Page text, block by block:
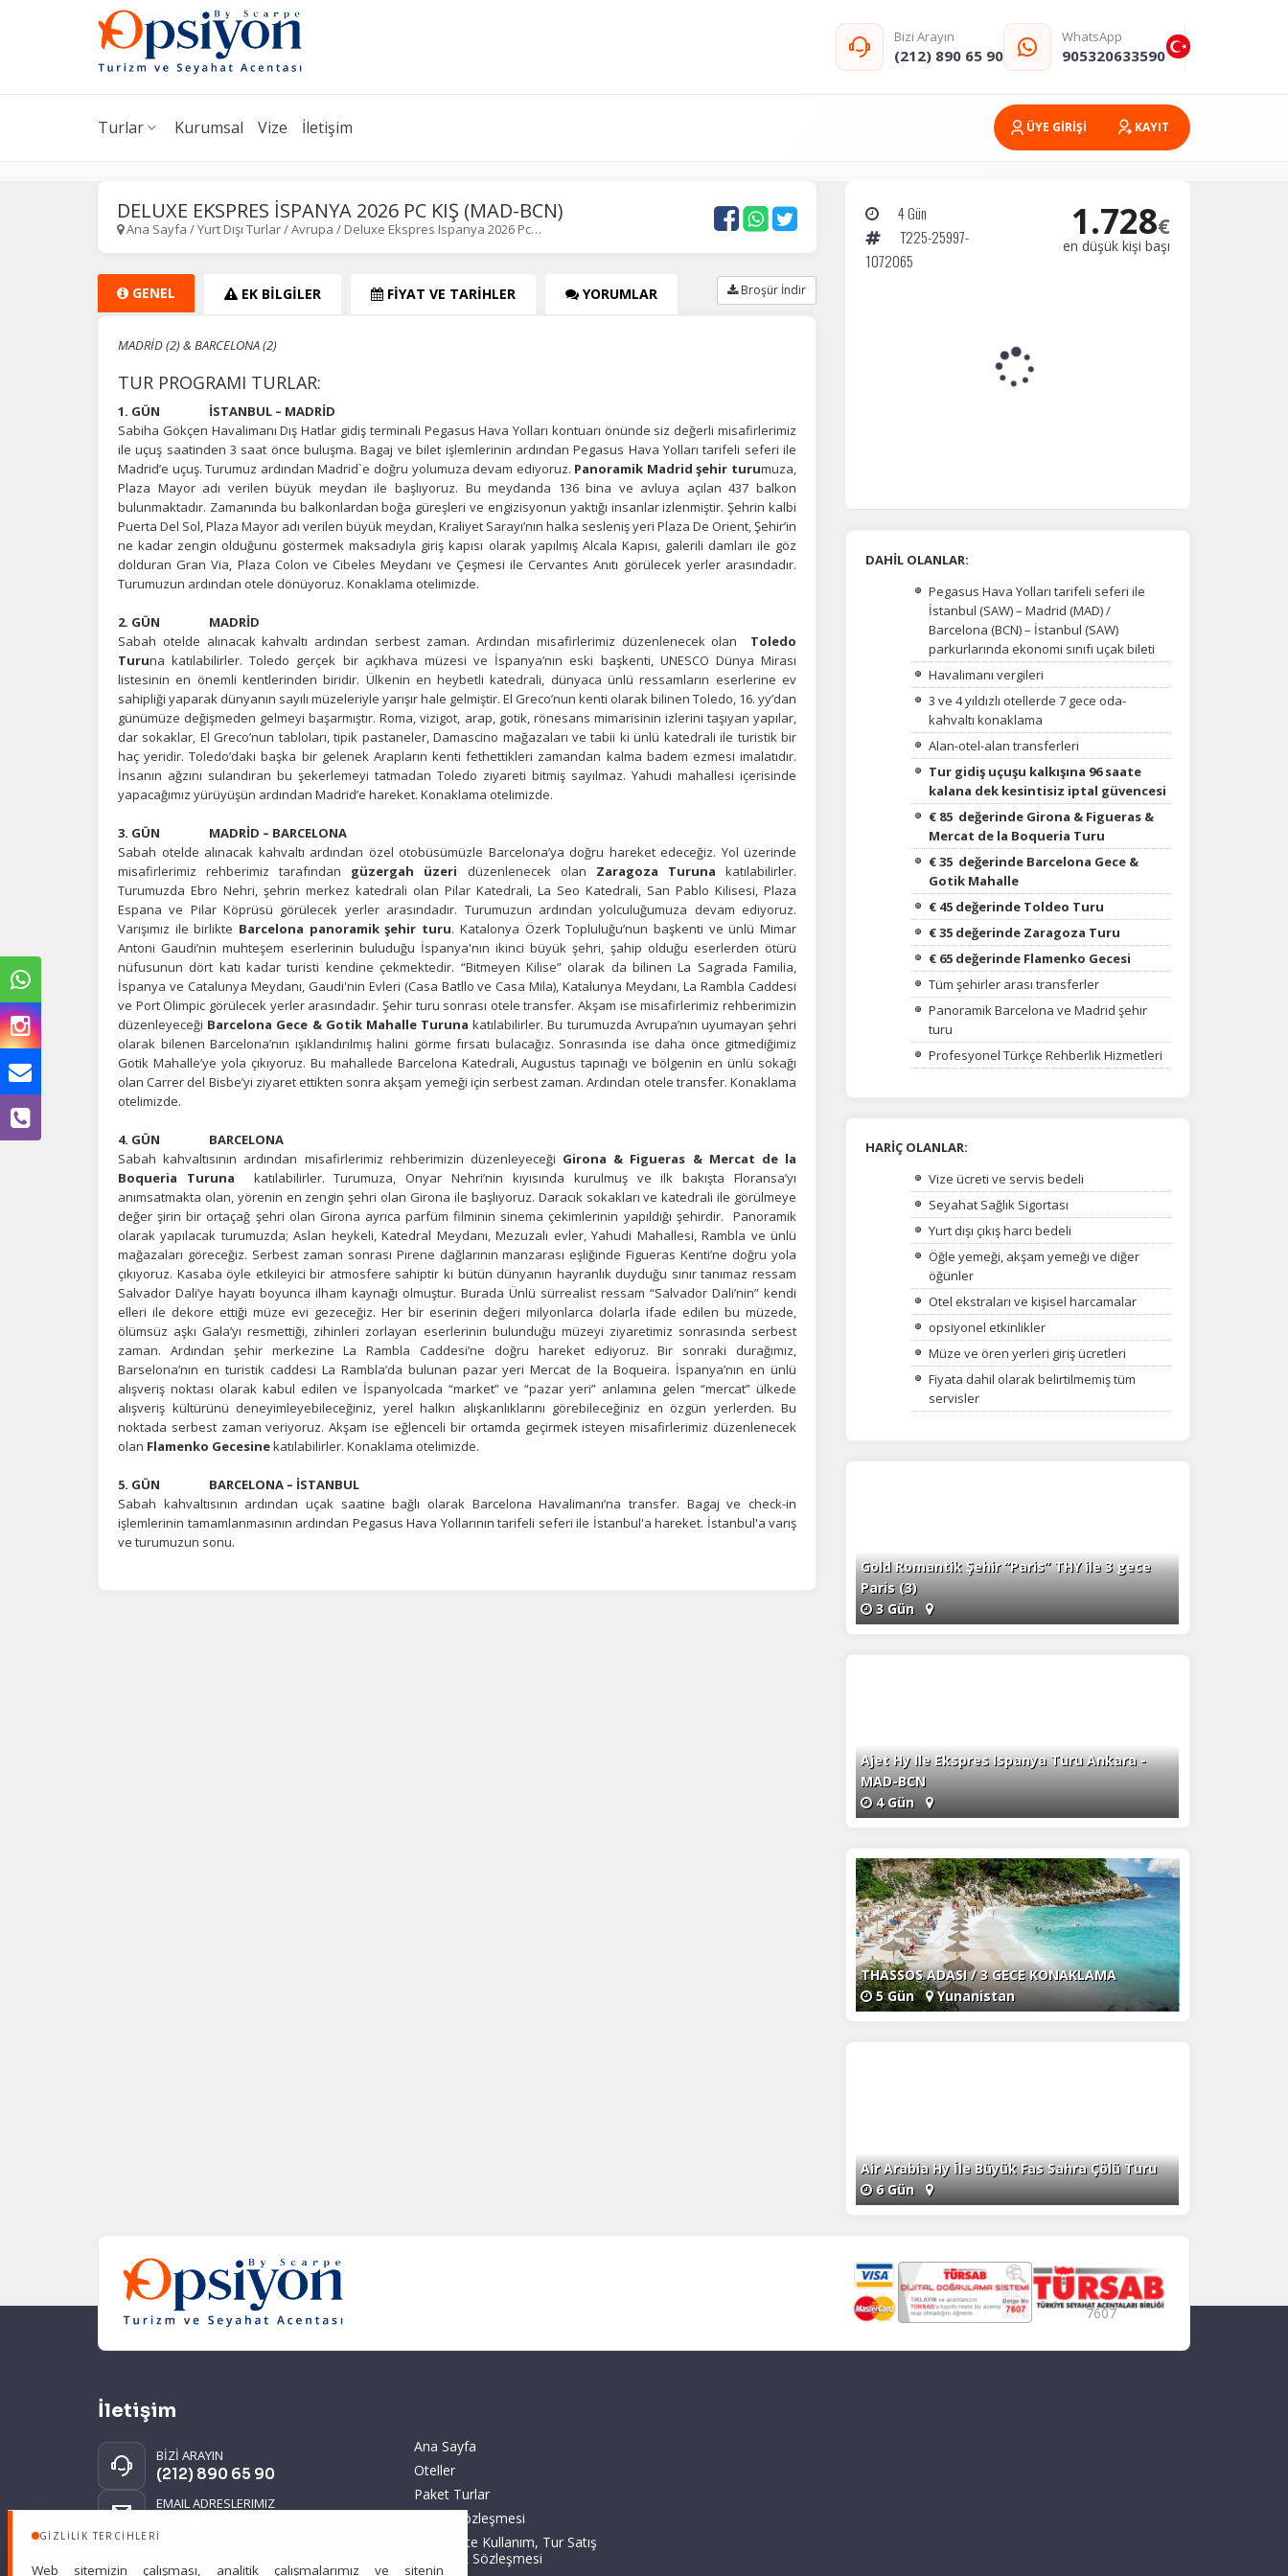
Bizi Arayın
(212) 890 65 90
WhatsApp
905320633590
Turlar Kurumsal Vize İletişim ÜYE GİRİŞİ KAYIT
GIZLILIK TERCIHLERI
Web sitemizin çalışması, analitik çalışmalarımız ve sitenin
ÇEREZ KULLANIM AYARLARINIZ
Çerez tercihlerinizibelirleyin.
izin vermemeyi seçebilirsiniz ancak bu durumda sitemiz umduğumuz gibi çalışmaya
bilir. Daha fazla bilgi içinKVKK bilgilendirmemizi,çerez kullanımvegizlilik koşullarını
inceleyebilirsiniz.
Zorunlu Çerezler HER ZAMAN AKTIF
Oturum yönetimi, güvenlik ve temel site işlevleri için gereklidir. Bu
çerezler olmadan site düzgün çalışmaz ve devre dışı bırakılamaz.
İstatistik Çerezleri
Ziyaretçilerin siteyi nasıl kullandığını anonim olarak ölçeriz. Hangi
sayfaların popüler olduğunu ve kullanıcıların nerede zorluk yaşadığını
anlamamıza yardımcı olur.
Pazarlama Çerezleri
DELUXE EKSPRES İSPANYA 2026 PC KIŞ (MAD-BCN)
Ana Sayfa /Yurt Dışı Turlar/Avrupa / Deluxe Ekspres Ispanya 2026 Pc…
GENEL EK BİLGİLER FİYAT VE TARİHLER YORUMLAR Broşür İndir
MADRİD (2) & BARCELONA (2)
TUR PROGRAMI TURLAR:
1. GÜN İSTANBUL – MADRİD
Sabiha Gökçen Havalimanı Dış Hatlar gidiş terminali Pegasus Hava Yolları kontuarı önünde siz değerli misafirlerimiz
ile uçuş saatinden 3 saat önce buluşma. Bagaj ve bilet işlemlerinin ardından Pegasus Hava Yolları tarifeli seferi ile
Madrid’e uçuş.Turumuz ardından Madrid`e doğru yolumuza devam ediyoruz. Panoramik Madrid şehir turumuza,
Plaza Mayor adı verilen büyük meydan ile başlıyoruz. Bu meydanda 136 bina ve avluya açılan 437 balkon
bulunmaktadır. Zamanında bu balkonlardan boğa güreşleri ve engizisyonun yaktığı insanlar izlenmiştir. Şehrin kalbi
Puerta Del Sol, Plaza Mayor adı verilen büyük meydan, Kraliyet Sarayı’nın halka sesleniş yeri Plaza De Orient, Şehir’in
ne kadar zengin olduğunu göstermek maksadıyla giriş kapısı olarak yapılmış Alcala Kapısı, galerili damları ile göz
dolduran Gran Via, Plaza Colon ve Cibeles Meydanı ve Çeşmesi ile Cervantes Anıtı görülecek yerler arasındadır.
Turumuzun ardından otele dönüyoruz. Konaklama otelimizde.
2. GÜN MADRİD
Sabah otelde alınacak kahvaltı ardından serbest zaman. Ardından misafirlerimiz düzenlenecek olan Toledo
Turuna katılabilirler. Toledo gerçek bir açıkhava müzesi ve İspanya’nın eski başkenti, UNESCO Dünya Mirası
listesinin en önemli kentlerinden biridir. Ülkenin en heybetli katedrali, dünyaca ünlü ressamların eserlerine ev
sahipliği yaparak dünyanın sayılı müzeleriyle yarışır hale gelmiştir. El Greco’nun kenti olarak bilinen Toledo, 16. yy’dan
günümüze değişmeden gelmeyi başarmıştır. Roma, vizigot, arap, gotik, rönesans mimarisinin izlerini taşıyan yapılar,
dar sokaklar, El Greco’nun tabloları, tipik pastaneler, Damascino mağazaları ve tabii ki ünlü katedrali ile turistik bir
haç yeridir. Toledo’daki başka bir gelenek Arapların kenti fethettikleri zamandan kalma badem ezmesi imalatıdır.
İnsanın ağzını sulandıran bu şekerlemeyi tatmadan Toledo ziyareti bitmiş sayılmaz. Yahudi mahallesi içerisinde
yapacağımız yürüyüşün ardından Madrid’e hareket. Konaklama otelimizde.
3. GÜN MADRİD – BARCELONA
Sabah otelde alınacak kahvaltı ardından özel otobüsümüzle Barcelona’ya doğru hareket edeceğiz. Yol üzerinde
misafirlerimiz rehberimiz tarafından güzergah üzeri düzenlenecek olan Zaragoza Turuna katılabilirler.
Turumuzda Ebro Nehri, şehrin merkez katedrali olan Pilar Katedrali, La Seo Katedrali, San Pablo Kilisesi, Plaza
Espana ve Pilar Köprüsü görülecek yerler arasındadır. Turumuzun ardından yolculuğumuza devam ediyoruz.
Varışımız ile birlikte Barcelona panoramik şehir turu. Katalonya Özerk Topluluğu’nun başkenti ve ünlü Mimar
Antoni Gaudi’nin muhteşem eserlerinin buluduğu İspanya'nın ikinci büyük şehri, şahip olduğu eserlerden ötürü
nüfusunun dört katı kadar turisti kendine çekmektedir. “Bitmeyen Kilise” olarak da bilinen La Sagrada Familia,
İspanya ve Catalunya Meydanı, Gaudi'nin Evleri (Casa Batllo ve Casa Mila), Katalunya Meydanı, La Rambla Caddesi
ve Port Olimpic görülecek yerler arasındadır. Şehir turu sonrası otele transfer. Akşam ise misafirlerimiz rehberimizin
düzenleyeceği Barcelona Gece & Gotik Mahalle Turuna katılabilirler. Bu turumuzda Avrupa’nın uyumayan şehri
olarak bilenen Barcelona’nın ışıklandırılmış halini görme fırsatı bulacağız. Sonrasında ise daha önce gitmediğimiz
Gotik Mahalle’ye yola çıkıyoruz. Bu mahallede Barcelona Katedrali, Augustus tapınağı ve bölgenin en ünlü sokağı
olan Carrer del Bisbe’yi ziyaret ettikten sonra akşam yemeği için serbest zaman. Ardından otele transfer. Konaklama
otelimizde.
4. GÜN BARCELONA
Sabah kahvaltısının ardından misafirlerimiz rehberimizin düzenleyeceği Girona & Figueras & Mercat de la
Boqueria Turuna
katılabilirler. Turumuza, Onyar Nehri’nin kıyısında kurulmuş ve ilk bakışta Floransa’yı
anımsatmakta olan, yörenin en zengin şehri olan Girona ile başlıyoruz. Daracık sokakları ve katedrali ile görülmeye
değer şirin bir ortaçağ şehri olan Girona ayrıca parfüm filminin sinema çekimlerinin yapıldığı şehirdir. Panoramik
olarak yapılacak turumuzda; Aslan heykeli, Katedral Meydanı, Mezuzalı evler, Yahudi Mahallesi, Rambla ve ünlü
mağazaları göreceğiz. Serbest zaman sonrası Pirene dağlarının manzarası eşliğinde Figueras Kenti’ne doğru yola
çıkıyoruz. Kasaba öyle etkileyici bir atmosfere sahiptir ki bütün dünyanın hayranlık duyduğu sınır tanımaz ressam
Salvador Dali’ye hayatı boyunca ilham kaynağı olmuştur. Burada Ünlü sürrealist ressam “Salvador Dali’nin” kendi
elleri ile dekore ettiği müze evi gezeceğiz. Her bir eserinin değeri milyonlarca dolarla ifade edilen bu müzede,
ölümsüz aşkı Gala’yı resmettiği, zihinleri zorlayan eserlerinin bulunduğu müzeyi ziyaretimiz sonrasında serbest
zaman. Ardından şehir merkezine La Rambla Caddesi’ne doğru hareket ediyoruz. Bir sonraki durağımız,
Barselona’nın en turistik caddesi La Rambla’da bulunan pazar yeri Mercat de la Boqueira. İspanya’nın en ünlü
alışveriş noktası olarak kabul edilen ve İspanyolcada “market” ve “pazar yeri” anlamına gelen “mercat” ülkede
alışveriş kültürünü deneyimleyebileceğiniz, yerel halkın alışkanlıklarını görebileceğiniz en özgün yerlerden. Bu
noktada serbest zaman veriyoruz. Akşam ise eğlenceli bir ortamda geçirmek isteyen misafirlerimiz düzenlenecek
olan Flamenko Gecesinekatılabilirler. Konaklama otelimizde.
5. GÜN BARCELONA – İSTANBUL
Sabah kahvaltısının ardından uçak saatine bağlı olarak Barcelona Havalimanı’na transfer. Bagaj ve check-in
işlemlerinin tamamlanmasının ardından Pegasus Hava Yollarının tarifeli seferi ile İstanbul'a hareket. İstanbul'a varış
ve turumuzun sonu.
4 Gün
T225-25997-
1072065
1.728€
en düşük kişi başı
DAHİL OLANLAR:
Pegasus Hava Yolları tarifeli seferi ile
İstanbul (SAW) – Madrid (MAD) /
Barcelona (BCN) – İstanbul (SAW)
parkurlarında ekonomi sınıfı uçak bileti
Havalimanı vergileri
3 ve 4 yıldızlı otellerde 7 gece oda-
kahvaltı konaklama
Alan-otel-alan transferleri
Tur gidiş uçuşu kalkışına 96 saate
kalana dek kesintisiz iptal güvencesi
€ 85 değerinde Girona & Figueras &
Mercat de la Boqueria Turu
€ 35 değerinde Barcelona Gece &
Gotik Mahalle
€ 45 değerinde Toldeo Turu
€ 35 değerinde Zaragoza Turu
€ 65 değerinde Flamenko Gecesi
Tüm şehirler arası transferler
Panoramik Barcelona ve Madrid şehir
turu
Profesyonel Türkçe Rehberlik Hizmetleri
HARİÇ OLANLAR:
Vize ücreti ve servis bedeli
Seyahat Sağlık Sigortası
Yurt dışı çıkış harcı bedeli
Öğle yemeği, akşam yemeği ve diğer
öğünler
Otel ekstraları ve kişisel harcamalar
opsiyonel etkinlikler
Müze ve ören yerleri giriş ücretleri
Fiyata dahil olarak belirtilmemiş tüm
servisler
Gold Romantik Şehir “Paris” THY ile 3 gece
Paris (3)
3 Gün
Ajet Hy Ile Ekspres Ispanya Turu Ankara -
MAD-BCN
4 Gün
THASSOS ADASI / 3 GECE KONAKLAMA
5 Gün Yunanistan
Air Arabia Hy İle Büyük Fas Sahra Çölü Turu
6 Gün
7607
İletişim
BİZİ ARAYIN
(212) 890 65 90
EMAIL ADRESLERIMIZ
MİTHATPAŞA MAH.
DİSPANSER SOK. NO:2-4/5
Ana Sayfa
Oteller
Paket Turlar
Gizlilik Sözleşmesi
KVKK, Site Kullanım, Tur Satış
ve Üyelik Sözleşmesi